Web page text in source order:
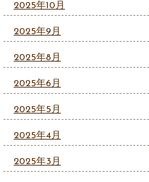
2025年10月
2025年9月
2025年8月
2025年6月
2025年5月
2025年4月
2025年3月